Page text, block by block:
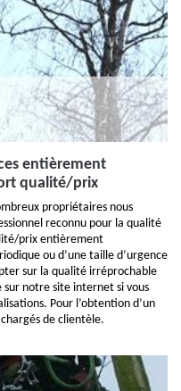
entièrement
qualité/prix
propriétaires nous
reconnu pour la qualité
prix entièrement
ou d’une taille d’urgence
sur la qualité irréprochable
sur notre site internet si vous
Pour l’obtention d’un
de clientèle.